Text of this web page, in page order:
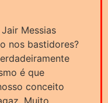
Messias
nos bastidores?
é que
conceito
Muito